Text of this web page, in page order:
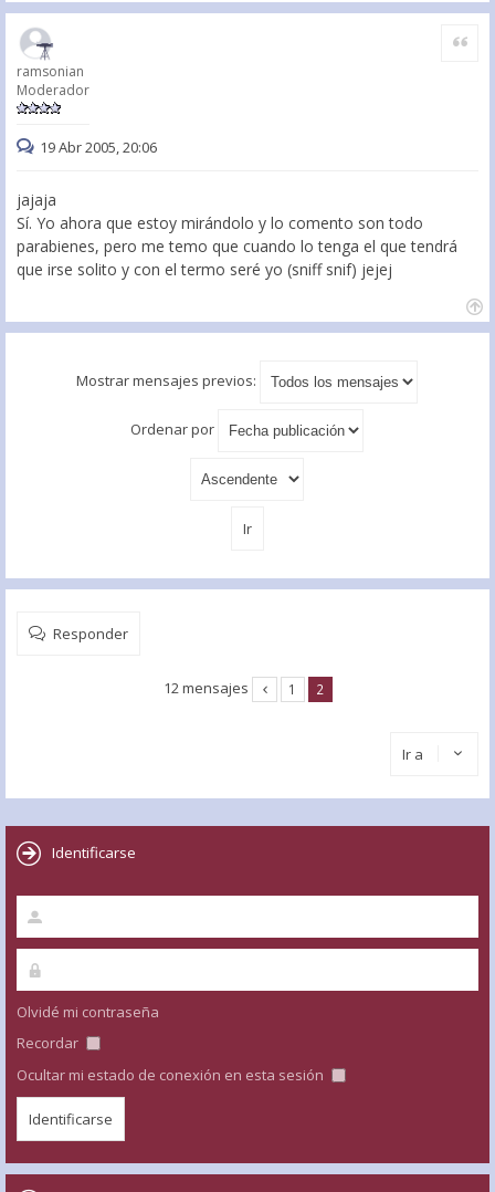
ramsonian
Moderador
Citar
19 Abr 2005, 20:06
jajaja
Sí. Yo ahora que estoy mirándolo y lo comento son todo
parabienes, pero me temo que cuando lo tenga el que tendrá
que irse solito y con el termo seré yo (sniff snif) jejej
Mostrar mensajes previos:
Ordenar por
Responder
12 mensajes 1 2
Ir a
Identificarse
Olvidé mi contraseña
Recordar
Ocultar mi estado de conexión en esta sesión